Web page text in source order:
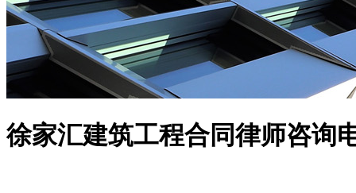
徐家汇建筑工程合同律师咨询